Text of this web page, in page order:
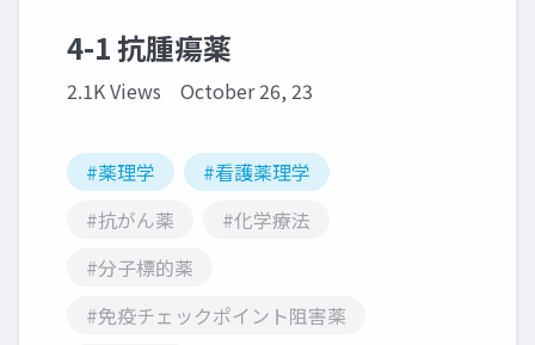
4-1 抗腫瘍薬
2.1K Views October 26, 23
#薬理学
#看護薬理学
#抗がん薬
#化学療法
#分子標的薬
#免疫チェックポイント阻害薬